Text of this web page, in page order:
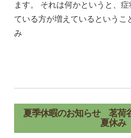
ます。 それは何かというと、
ている方が増えているというこ
み
夏季休暇のお知らせ 茗荷
夏休み